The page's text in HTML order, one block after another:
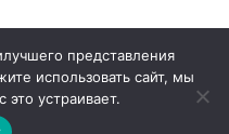
представления
использовать сайт, мы
это устраивает.